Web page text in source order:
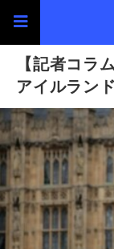
【記者コラ
アイルラン